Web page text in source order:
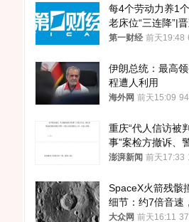
每4个劳动力养1
老床位“三连降”|
第一财经 前天19:48
伊朗总统：最高
程遭人利用
海外网 前天15:09
重庆“代人信访被
事”案检方撤诉、
案，两被告人获国
澎湃新闻 前天17:33
SpaceX火箭残骸
细节：约7倍音速
径约30米撞击坑
大众网 前天16:11